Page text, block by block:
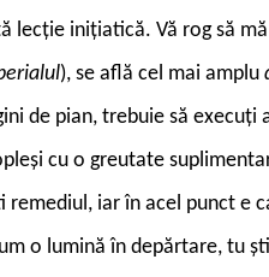
lecție inițiatică. Vă rog să
), se află cel mai amplu
de pian, trebuie să execuți
cu o greutate
remediul, iar în acel punct e
o lumină în depărtare, tu